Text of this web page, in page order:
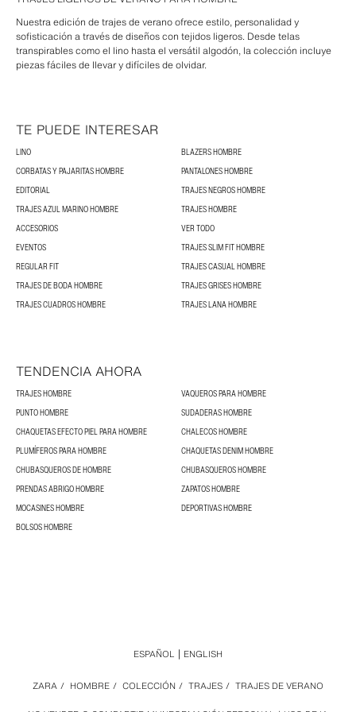
Nuestra edición de trajes de verano ofrece estilo, personalidad y
sofisticación a través de diseños con tejidos ligeros. Desde telas
transpirables como el lino hasta el versátil algodón, la colección incluye
piezas fáciles de llevar y difíciles de olvidar.
TE PUEDE INTERESAR
LINO
BLAZERS HOMBRE
CORBATAS Y PAJARITAS HOMBRE
PANTALONES HOMBRE
EDITORIAL
TRAJES NEGROS HOMBRE
TRAJES AZUL MARINO HOMBRE
TRAJES HOMBRE
ACCESORIOS
VER TODO
EVENTOS
TRAJES SLIM FIT HOMBRE
REGULAR FIT
TRAJES CASUAL HOMBRE
TRAJES DE BODA HOMBRE
TRAJES GRISES HOMBRE
TRAJES CUADROS HOMBRE
TRAJES LANA HOMBRE
TENDENCIA AHORA
TRAJES HOMBRE
VAQUEROS PARA HOMBRE
PUNTO HOMBRE
SUDADERAS HOMBRE
CHAQUETAS EFECTO PIEL PARA HOMBRE
CHALECOS HOMBRE
PLUMÍFEROS PARA HOMBRE
CHAQUETAS DENIM HOMBRE
CHUBASQUEROS DE HOMBRE
CHUBASQUEROS HOMBRE
PRENDAS ABRIGO HOMBRE
ZAPATOS HOMBRE
MOCASINES HOMBRE
DEPORTIVAS HOMBRE
BOLSOS HOMBRE
ZARA / HOMBRE / COLECCIÓN / TRAJES / TRAJES DE VERANO
ESPAÑOL ENGLISH